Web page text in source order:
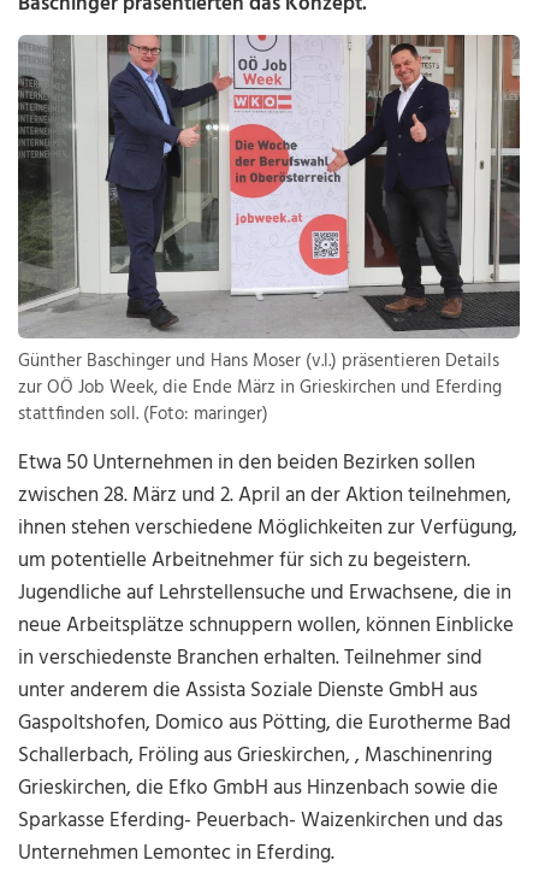
Günther Baschinger und Hans Moser (v.l.) präsentieren Details
zur OÖ Job Week, die Ende März in Grieskirchen und Eferding
stattfinden soll. (Foto: maringer)
Etwa 50 Unternehmen in den beiden Bezirken sollen
zwischen 28. März und 2. April an der Aktion teilnehmen,
ihnen stehen verschiedene Möglichkeiten zur Verfügung,
um potentielle Arbeitnehmer für sich zu begeistern.
Jugendliche auf Lehrstellensuche und Erwachsene, die in
neue Arbeitsplätze schnuppern wollen, können Einblicke
in verschiedenste Branchen erhalten. Teilnehmer sind
unter anderem die Assista Soziale Dienste GmbH aus
Gaspoltshofen, Domico aus Pötting, die Eurotherme Bad
Schallerbach, Fröling aus Grieskirchen, , Maschinenring
Grieskirchen, die Efko GmbH aus Hinzenbach sowie die
Sparkasse Eferding- Peuerbach- Waizenkirchen und das
Unternehmen Lemontec in Eferding.